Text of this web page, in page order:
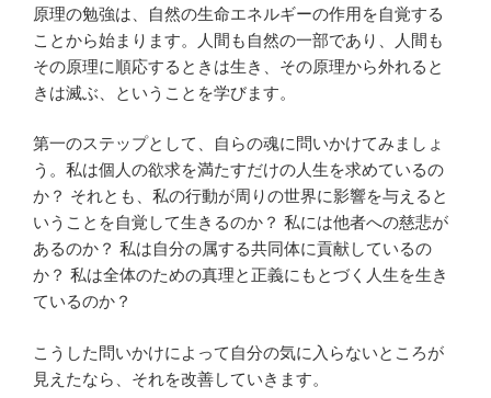
原理の勉強は、自然の生命エネルギーの作用を自覚する
ことから始まります。人間も自然の一部であり、人間も
その原理に順応するときは生き、その原理から外れると
きは滅ぶ、ということを学びます。
第一のステップとして、自らの魂に問いかけてみましょ
う。私は個人の欲求を満たすだけの人生を求めているの
か？ それとも、私の行動が周りの世界に影響を与えると
いうことを自覚して生きるのか？ 私には他者への慈悲が
あるのか？ 私は自分の属する共同体に貢献しているの
か？ 私は全体のための真理と正義にもとづく人生を生き
ているのか？
こうした問いかけによって自分の気に入らないところが
見えたなら、それを改善していきます。